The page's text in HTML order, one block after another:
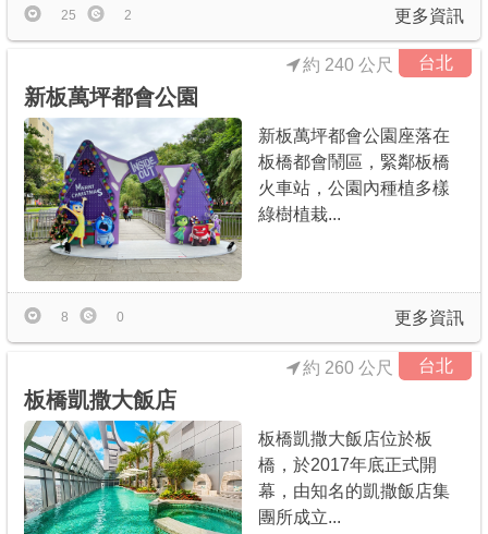
更多資訊
25 2
台北
新板萬坪都會公園
約 240 公尺
新板萬坪都會公園座落在
板橋都會鬧區，緊鄰板橋
火車站，公園內種植多樣
綠樹植栽...
更多資訊
8 0
台北
板橋凱撒大飯店
約 260 公尺
板橋凱撒大飯店位於板
橋，於2017年底正式開
幕，由知名的凱撒飯店集
團所成立...